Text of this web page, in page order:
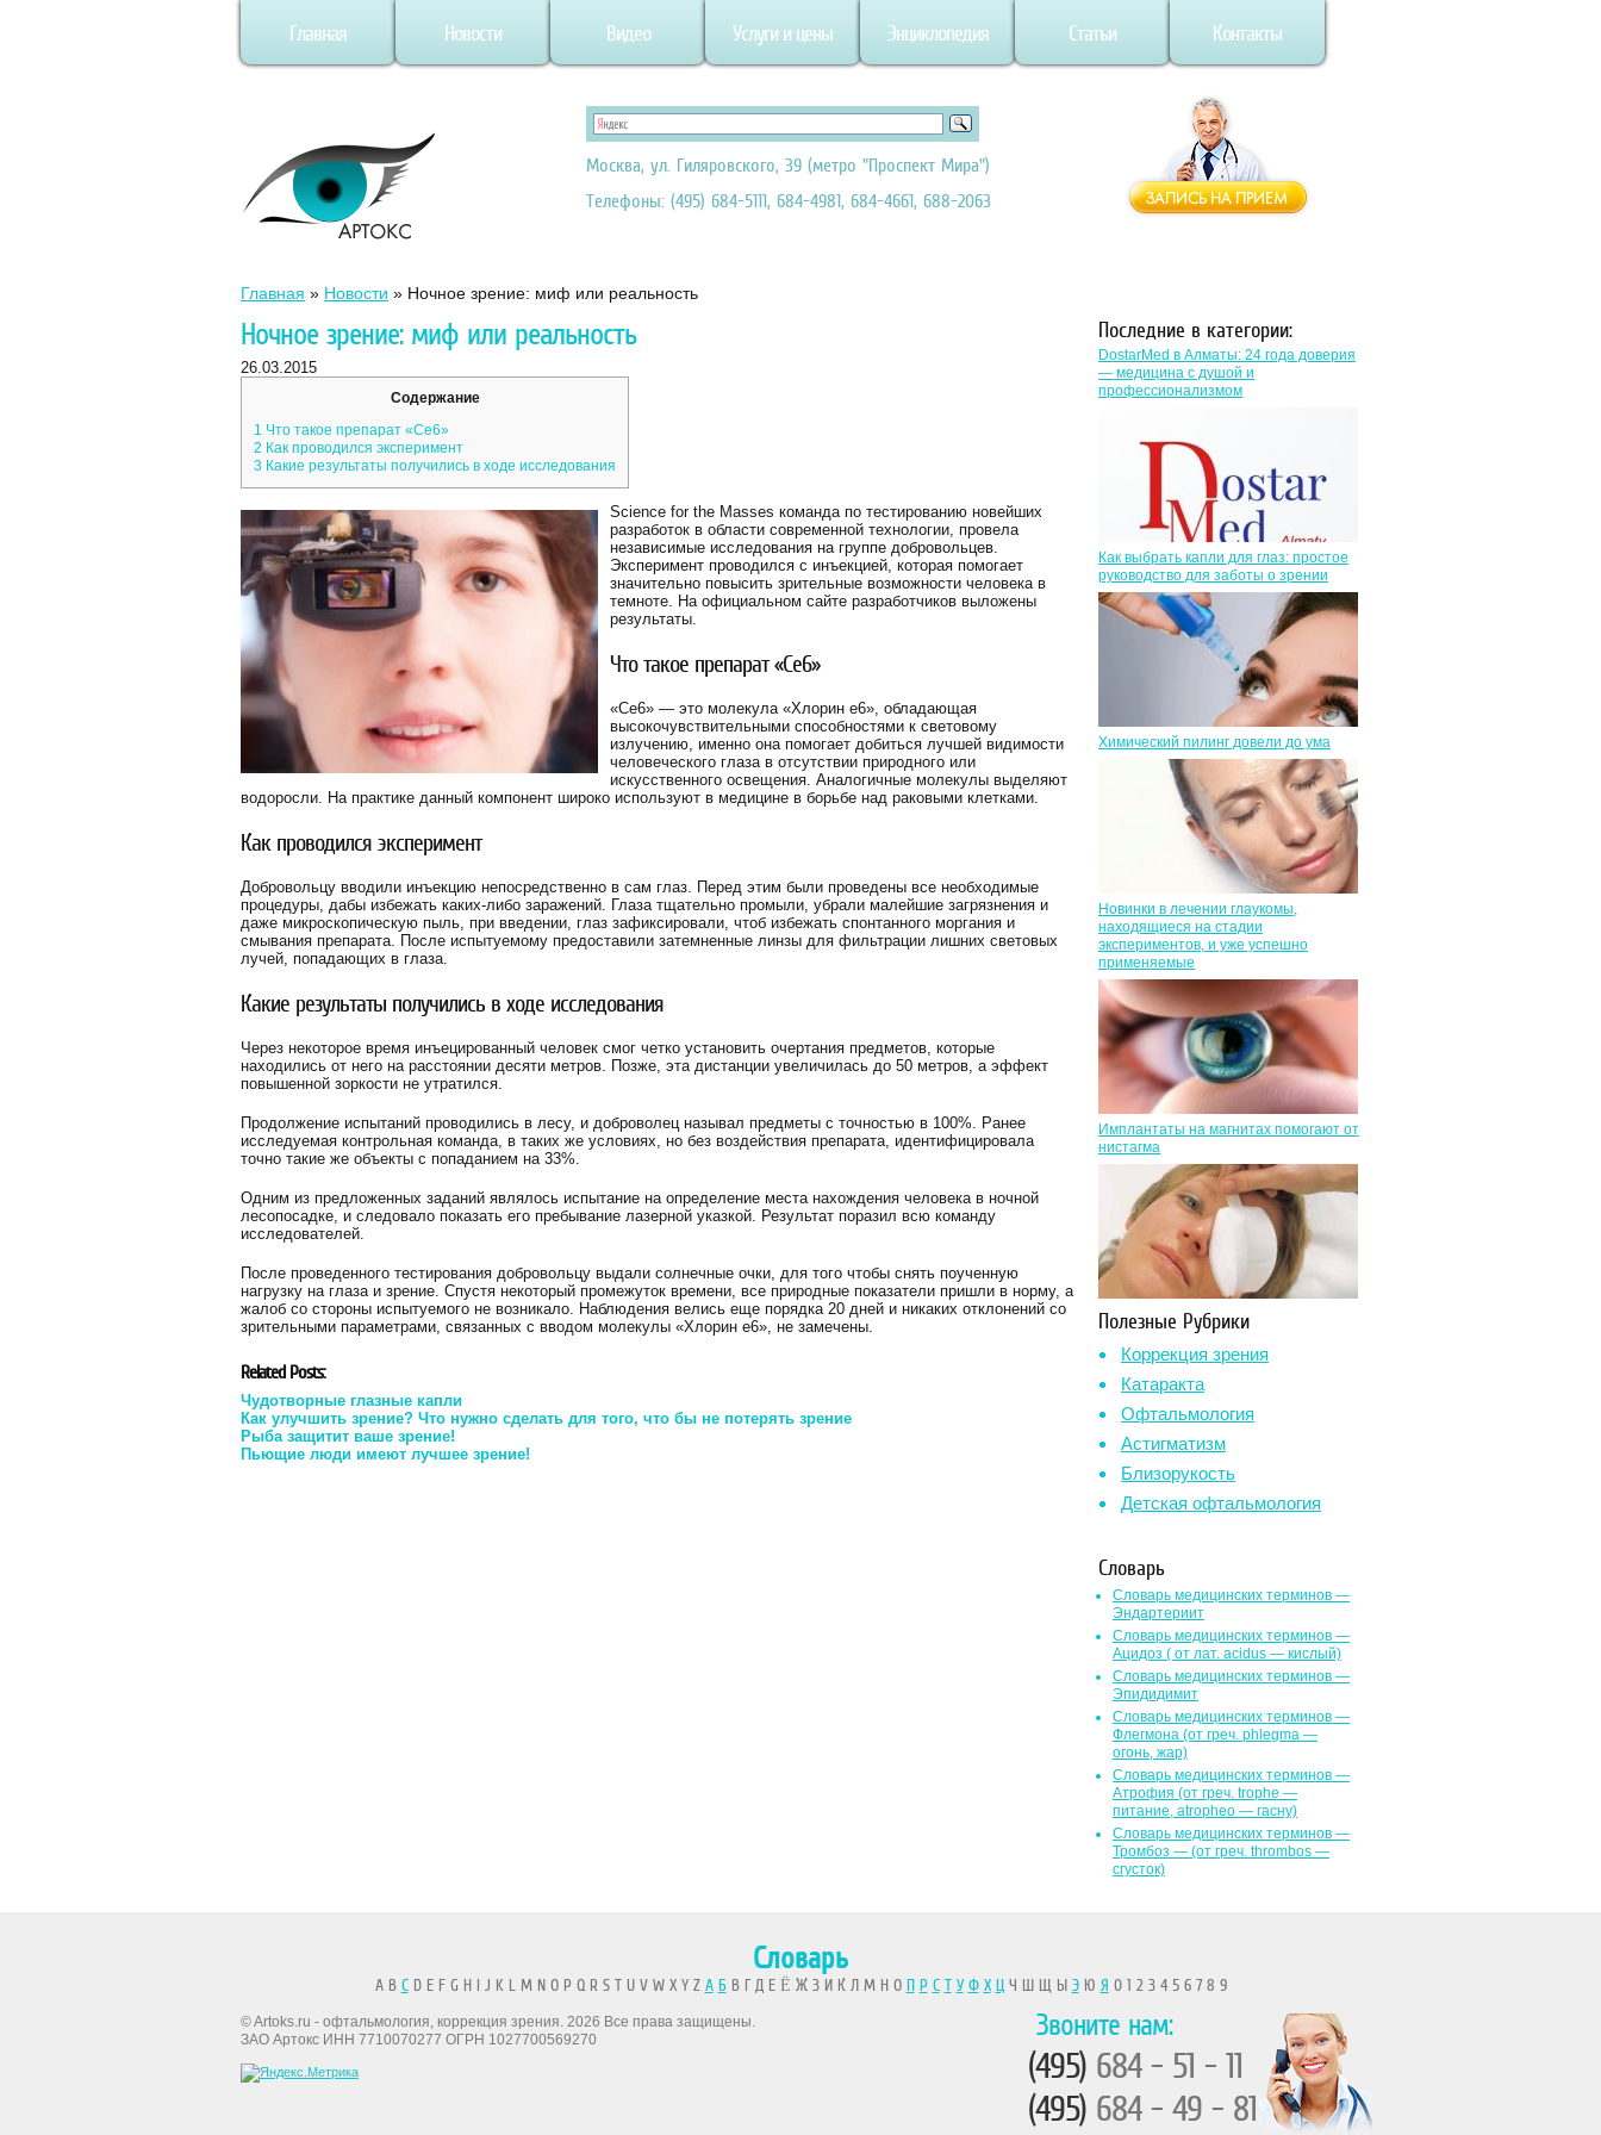
Главная Новости Видео Услуги и цены Энциклопедия Статьи Контакты
Москва, ул. Гиляровского, 39 (метро "Проспект Мира")
Телефоны: (495) 684-5111, 684-4981, 684-4661, 688-2063
Главная » Новости » Ночное зрение: миф или реальность
Ночное зрение: миф или реальность
26.03.2015
Содержание
1 Что такое препарат «Се6»
2 Как проводился эксперимент
3 Какие результаты получились в ходе исследования
Science for the Masses команда по тестированию новейших
разработок в области современной технологии, провела
независимые исследования на группе добровольцев.
Эксперимент проводился с инъекцией, которая помогает
значительно повысить зрительные возможности человека в
темноте. На официальном сайте разработчиков выложены
результаты.
Что такое препарат «Се6»
«Се6» — это молекула «Хлорин е6», обладающая
высокочувствительными способностями к световому
излучению, именно она помогает добиться лучшей видимости
человеческого глаза в отсутствии природного или
искусственного освещения. Аналогичные молекулы выделяют
водоросли. На практике данный компонент широко используют в медицине в борьбе над раковыми клетками.
Как проводился эксперимент
Добровольцу вводили инъекцию непосредственно в сам глаз. Перед этим были проведены все необходимые
процедуры, дабы избежать каких-либо заражений. Глаза тщательно промыли, убрали малейшие загрязнения и
даже микроскопическую пыль, при введении, глаз зафиксировали, чтоб избежать спонтанного моргания и
смывания препарата. После испытуемому предоставили затемненные линзы для фильтрации лишних световых
лучей, попадающих в глаза.
Какие результаты получились в ходе исследования
Через некоторое время инъецированный человек смог четко установить очертания предметов, которые
находились от него на расстоянии десяти метров. Позже, эта дистанции увеличилась до 50 метров, а эффект
повышенной зоркости не утратился.
Продолжение испытаний проводились в лесу, и доброволец называл предметы с точностью в 100%. Ранее
исследуемая контрольная команда, в таких же условиях, но без воздействия препарата, идентифицировала
точно такие же объекты с попаданием на 33%.
Одним из предложенных заданий являлось испытание на определение места нахождения человека в ночной
лесопосадке, и следовало показать его пребывание лазерной указкой. Результат поразил всю команду
исследователей.
После проведенного тестирования добровольцу выдали солнечные очки, для того чтобы снять поученную
нагрузку на глаза и зрение. Спустя некоторый промежуток времени, все природные показатели пришли в норму, а
жалоб со стороны испытуемого не возникало. Наблюдения велись еще порядка 20 дней и никаких отклонений со
зрительными параметрами, связанных с вводом молекулы «Хлорин е6», не замечены.
Related Posts:
Чудотворные глазные капли
Как улучшить зрение? Что нужно сделать для того, что бы не потерять зрение
Рыба защитит ваше зрение!
Пьющие люди имеют лучшее зрение!
Последние в категории:
DostarMed в Алматы: 24 года доверия
— медицина с душой и
профессионализмом
Как выбрать капли для глаз: простое
руководство для заботы о зрении
Химический пилинг довели до ума
Новинки в лечении глаукомы,
находящиеся на стадии
экспериментов, и уже успешно
применяемые
Имплантаты на магнитах помогают от
нистагма
Полезные Рубрики
Коррекция зрения
Катаракта
Офтальмология
Астигматизм
Близорукость
Детская офтальмология
Словарь
Словарь медицинских терминов —
Эндартериит
Словарь медицинских терминов —
Ацидоз ( от лат. асidus — кислый)
Словарь медицинских терминов —
Эпидидимит
Словарь медицинских терминов —
Флегмона (от гpeч. phlegma —
огонь, жар)
Словарь медицинских терминов —
Атрофия (от греч. trophe —
питание, atropheo — гасну)
Словарь медицинских терминов —
Тромбоз — (от греч. thrombos —
сгусток)
Словарь
A B CD E F G H I J K L M N O P Q R S T U V W X Y Z А БВ Г Д Е Ё Ж З И К Л М Н О П Р С Т У Ф Х ЦЧ Ш Щ Ы ЭЮ Я 0 1 2 3 4 5 6 7 8 9
© Artoks.ru - офтальмология, коррекция зрения. 2026 Все права защищены.
ЗАО Артокс ИНН 7710070277 ОГРН 1027700569270
Звоните нам:
(495) 684 - 51 - 11
(495) 684 - 49 - 81